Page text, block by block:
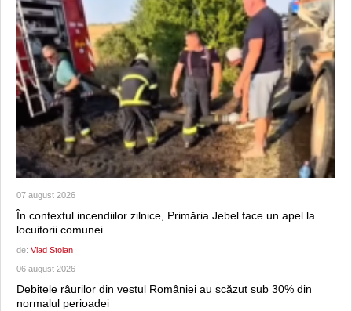
07 august 2026
În contextul incendiilor zilnice, Primăria Jebel face un apel la
locuitorii comunei
de: Vlad Stoian
06 august 2026
Debitele râurilor din vestul României au scăzut sub 30% din
normalul perioadei